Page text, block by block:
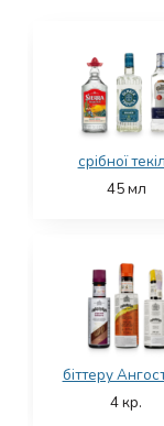
срібної
45мл
біттеру
4кр.